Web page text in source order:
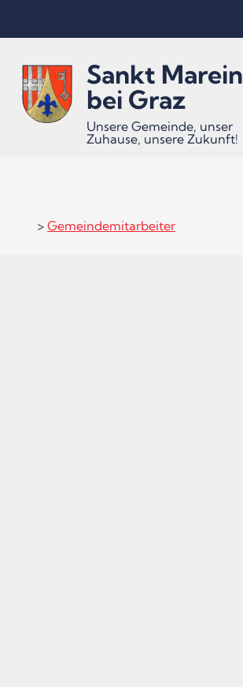
Inhalt
Accesskey
Hauptmenü
Accesskey
Quicklinks
Accesskey
Sankt Marein
bei Graz
Unsere Gemeinde, unser
Zuhause, unsere Zukunft!
> Gemeindemitarbeiter